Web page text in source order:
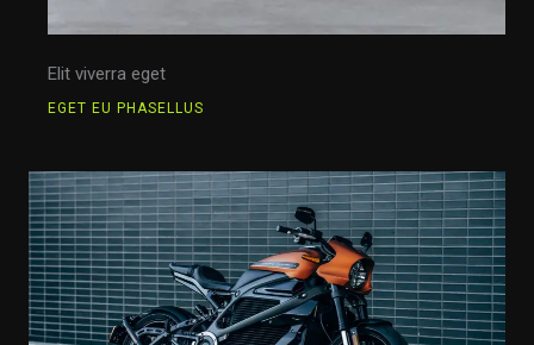
Elit viverra eget
EGET EU PHASELLUS